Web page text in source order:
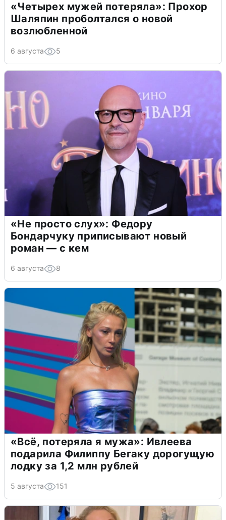
«Четырех мужей потеряла»: Прохор
Шаляпин проболтался о новой
возлюбленной
6 августа 5
«Не просто слух»: Федору
Бондарчуку приписывают новый
роман — с кем
6 августа 8
«Всё, потеряла я мужа»: Ивлеева
подарила Филиппу Бегаку дорогущую
лодку за 1,2 млн рублей
5 августа 151